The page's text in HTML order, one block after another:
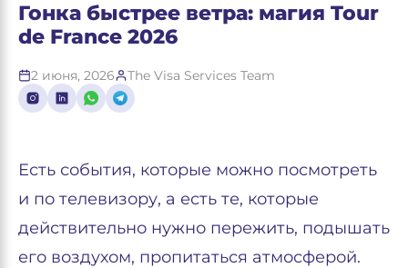
Гонка быстрее ветра: магия Tour
de France 2026
2 июня, 2026 The Visa Services Team
Есть события, которые можно посмотреть
и по телевизору, а есть те, которые
действительно нужно пережить, подышать
его воздухом, пропитаться атмосферой.